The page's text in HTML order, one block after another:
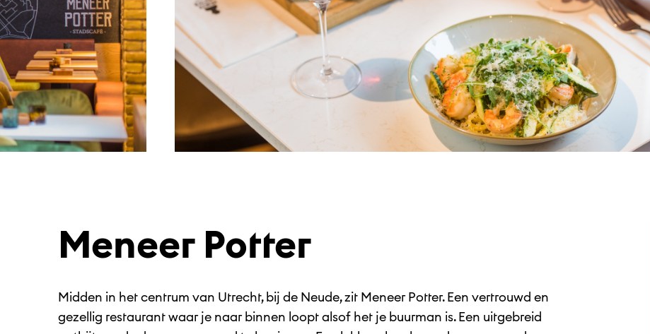
Meneer Potter
Midden in het centrum van Utrecht, bij de Neude, zit Meneer Potter. Een vertrouwd en
gezellig restaurant waar je naar binnen loopt alsof het je buurman is. Een uitgebreid